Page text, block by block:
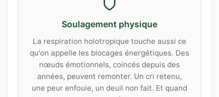
Soulagement physique
La respiration holotropique touche aussi ce
qu'on appelle les blocages énergétiques. Des
nœuds émotionnels, coincés depuis des
années, peuvent remonter. Un cri retenu,
une peur enfouie, un deuil non fait. Et quand